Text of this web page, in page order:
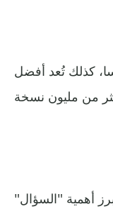
كذلك تُعد أفضل
أهمية "السؤال"